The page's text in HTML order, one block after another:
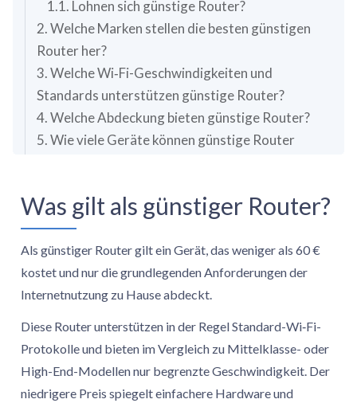
Service-Management (QoS), automatische Firmware-Updates
und Steuerung per mobiler App für einfache Einrichtung und
Verwaltung.
Die besten günstigen Modelle haben effiziente Antennen (meist 4
externe Antennen), MU-MIMO-Technologie für mehrere
Geräteverbindungen, IPv6-Unterstützung und VPN-Server-
Funktionen. Häufig enthalten sie außerdem fortgeschrittene
Zugriffsplanung, Firewall-Schutz und LED-Steuerungsoptionen.
1.1. Lohnen sich günstige Router?
2. Welche Marken stellen die besten günstigen
Router her?
3. Welche Wi‑Fi-Geschwindigkeiten und
Standards unterstützen günstige Router?
4. Welche Abdeckung bieten günstige Router?
5. Wie viele Geräte können günstige Router
günstige Router?
Was gilt als günstiger Router?
Als günstiger Router gilt ein Gerät, das weniger als 60 €
kostet und nur die grundlegenden Anforderungen der
Internetnutzung zu Hause abdeckt.
Diese Router unterstützen in der Regel Standard-Wi‑Fi-
Protokolle und bieten im Vergleich zu Mittelklasse- oder
High-End-Modellen nur begrenzte Geschwindigkeit. Der
niedrigere Preis spiegelt einfachere Hardware und